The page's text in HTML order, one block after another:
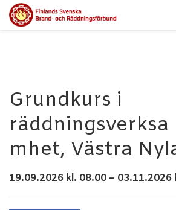
Grundkurs i
räddningsverksa
mhet, Västra
19.09.2026 kl. 08.00 – 03.11.2026